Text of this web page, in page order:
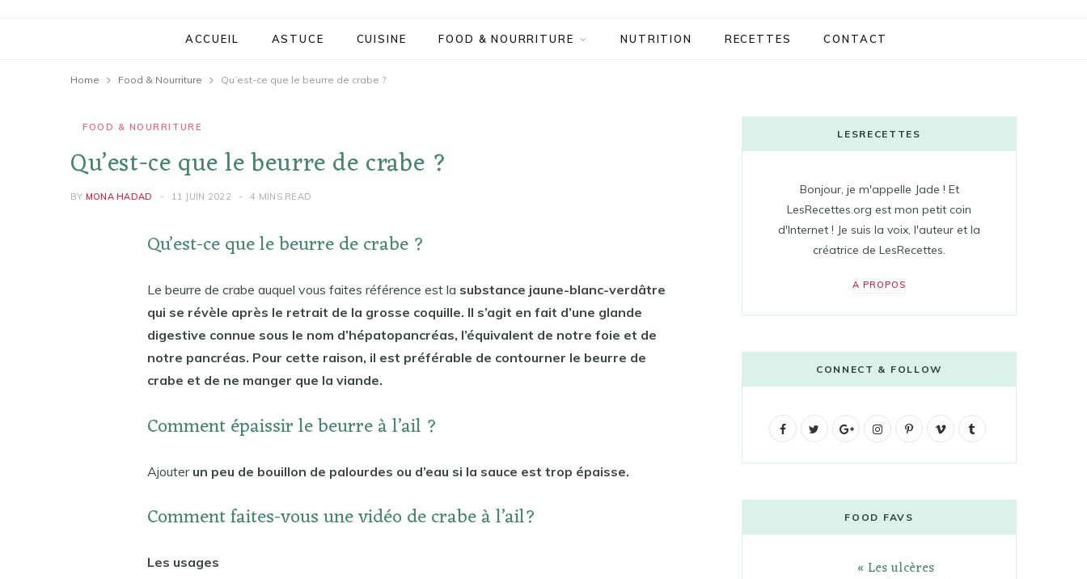
ACCUEIL ASTUCE CUISINE FOOD & NOURRITURE NUTRITION RECETTES CONTACT
Home Food & Nourriture Qu’est-ce que le beurre de crabe ?
FOOD & NOURRITURE
Qu’est-ce que le beurre de crabe ?
BY MONA HADAD 11 JUIN 2022 4 MINS READ
Qu’est-ce que le beurre de crabe ?
Le beurre de crabe auquel vous faites référence est la substance jaune-blanc-verdâtre
qui se révèle après le retrait de la grosse coquille. Il s’agit en fait d’une glande
digestive connue sous le nom d’hépatopancréas, l’équivalent de notre foie et de
notre pancréas. Pour cette raison, il est préférable de contourner le beurre de
crabe et de ne manger que la viande.
Comment épaissir le beurre à l’ail ?
Ajouter un peu de bouillon de palourdes ou d’eau si la sauce est trop épaisse.
Comment faites-vous une vidéo de crabe à l’ail?
Les usages
LESRECETTES
Bonjour, je m'appelle Jade ! Et
LesRecettes.org est mon petit coin
d'Internet ! Je suis la voix, l'auteur et la
créatrice de LesRecettes.
A PROPOS
CONNECT & FOLLOW
F
b
t
G
g
l
e
I
t
a
g
P
e
r
V
o
l
FOOD FAVS
« Les ulcères